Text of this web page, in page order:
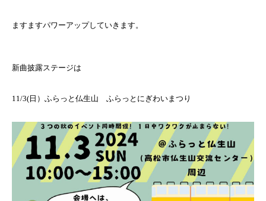
ますますパワーアップしていきます。
新曲披露ステージは
11/3(日）ふらっと仏生山 ふらっとにぎわいまつり